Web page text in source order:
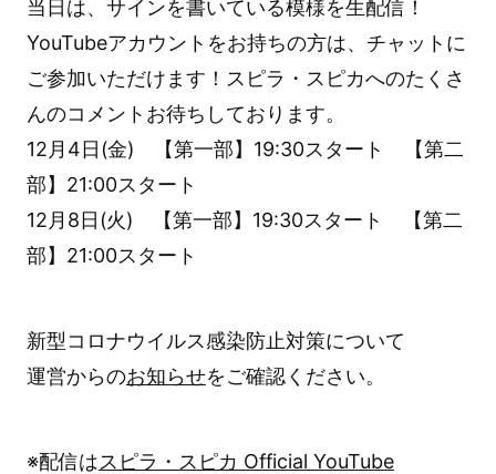
当日は、サインを書いている模様を生配信！
YouTubeアカウントをお持ちの方は、チャットに
ご参加いただけます！スピラ・スピカへのたくさ
んのコメントお待ちしております。
12月4日(金) 【第一部】19:30スタート 【第二
部】21:00スタート
12月8日(火) 【第一部】19:30スタート 【第二
部】21:00スタート
新型コロナウイルス感染防止対策について
運営からのお知らせをご確認ください。
※配信はスピラ・スピカ Official YouTube